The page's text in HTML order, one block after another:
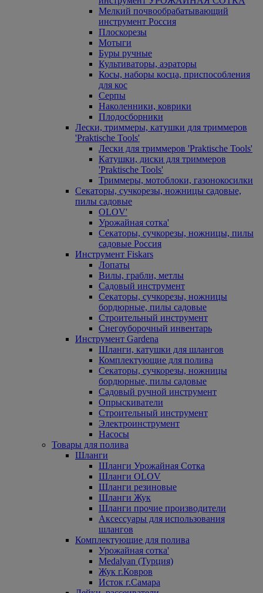
Мелкий почвообрабатывающий
инструмент Россия
Плоскорезы
Мотыги
Буры ручные
Культиваторы, аэраторы
Косы, наборы косца, приспособления
для кос
Серпы
Наколенники, коврики
Плодосборники
Лески, триммеры, катушки для триммеров
'Praktische Tools'
Лески для триммеров 'Praktische Tools'
Катушки, диски для триммеров
'Praktische Tools'
Триммеры, мотоблоки, газонокосилки
Секаторы, сучкорезы, ножницы садовые,
пилы садовые
OLOV'
Урожайная сотка'
Секаторы, сучкорезы, ножницы, пилы
садовые Россия
Инструмент Fiskars
Лопаты
Вилы, грабли, метлы
Садовый инструмент
Секаторы, сучкорезы, ножницы
бордюрные, пилы садовые
Строительный инструмент
Снегоуборочный инвентарь
Инструмент Gardena
Шланги, катушки для шлангов
Комплектующие для полива
Секаторы, сучкорезы, ножницы
бордюрные, пилы садовые
Садовый ручной инструмент
Опрыскиватели
Строительный инструмент
Электроинструмент
Насосы
Товары для полива
Шланги
Шланги Урожайная Сотка
Шланги OLOV
Шланги резиновые
Шланги Жук
Шланги прочие производители
Аксессуары для использования
шлангов
Комплектующие для полива
Урожайная сотка'
Medalyan (Турция)
Жук г.Ковров
Исток г.Самара